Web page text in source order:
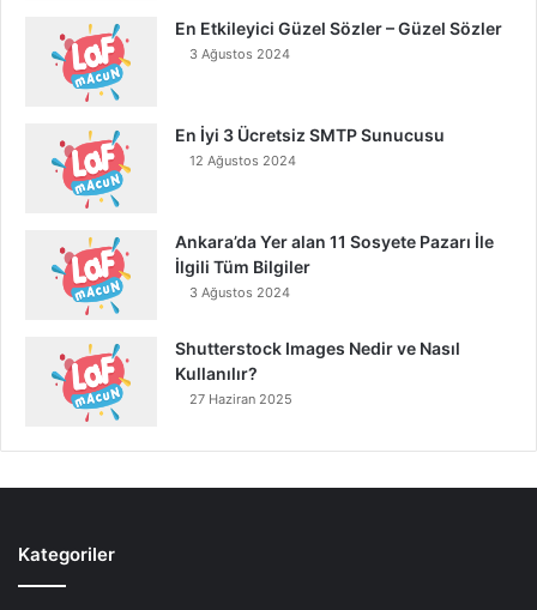
En Etkileyici Güzel Sözler – Güzel Sözler
3 Ağustos 2024
En İyi 3 Ücretsiz SMTP Sunucusu
12 Ağustos 2024
Ankara’da Yer alan 11 Sosyete Pazarı İle
İlgili Tüm Bilgiler
3 Ağustos 2024
Shutterstock Images Nedir ve Nasıl
Kullanılır?
27 Haziran 2025
Kategoriler